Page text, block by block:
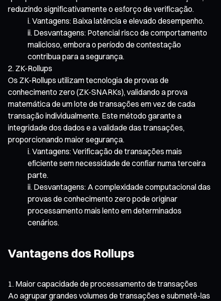
reduzindo significativamente o esforço de verificação.
Vantagens: Baixa latência e elevado desempenho.
Desvantagens: Potencial risco de comportamento
malicioso, embora o período de contestação
contribua para a segurança.
ZK-Rollups
Os ZK-Rollups utilizam tecnologia de provas de
conhecimento zero (ZK-SNARKs), validando a prova
matemática de um lote de transações em vez de cada
transação individualmente. Este método garante a
integridade dos dados e a validade das transações,
proporcionando maior segurança.
Vantagens: Verificação de transações mais
eficiente sem necessidade de confiar numa terceira
parte.
Desvantagens: A complexidade computacional das
provas de conhecimento zero pode originar
processamento mais lento em determinados
cenários.
Vantagens dos Rollups
Maior capacidade de processamento de transações
Ao agrupar grandes volumes de transações e submetê-las